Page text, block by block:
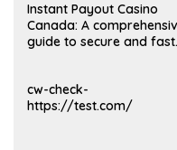
Instant Payout Casino
Canada: A
guide to secure and fast
cw-check-
https://test.com/